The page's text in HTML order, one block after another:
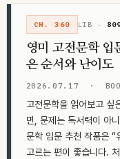
CH. 360 LIB ·
영미 고전문학 입
은 순서와 난이도
2026.07.17 ·
고전문학을 읽어보고 싶
면, 문제는 독서력이 아
문학 입문 추천 작품은 “
고르는 편이 좋습니다.